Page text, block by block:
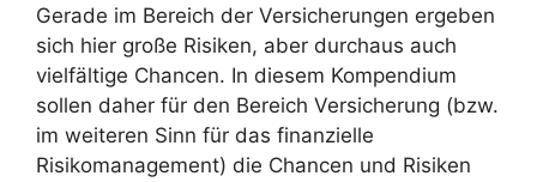
Gerade im Bereich der Versicherungen ergeben
sich hier große Risiken, aber durchaus auch
vielfältige Chancen. In diesem Kompendium
sollen daher für den Bereich Versicherung (bzw.
im weiteren Sinn für das finanzielle
Risikomanagement) die Chancen und Risiken